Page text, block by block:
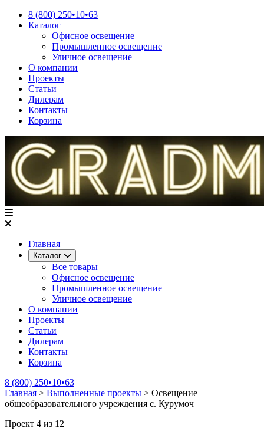
8 (800) 250•10•63
Каталог
Офисное освещение
Промышленное освещение
Уличное освещение
О компании
Проекты
Статьи
Дилерам
Контакты
Корзина
Главная
Каталог
Все товары
Офисное освещение
Промышленное освещение
Уличное освещение
О компании
Проекты
Статьи
Дилерам
Контакты
Корзина
8 (800) 250•10•63
Главная > Выполненные проекты > Освещение
общеобразовательного учреждения с. Курумоч
Проект 4 из 12